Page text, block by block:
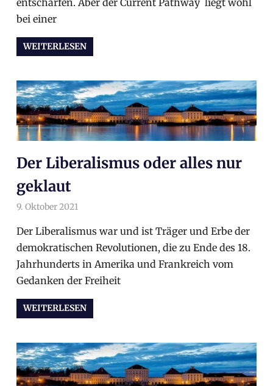
bei einer
WEITERLESEN
Der Liberalismus oder alles nur
geklaut
9. Oktober 2021
Der Liberalismus war und ist Träger und Erbe der
demokrati­schen Revolutionen, die zu Ende des 18.
Jahrhunderts in Ameri­ka und Frankreich vom
Gedanken der Freiheit
WEITERLESEN